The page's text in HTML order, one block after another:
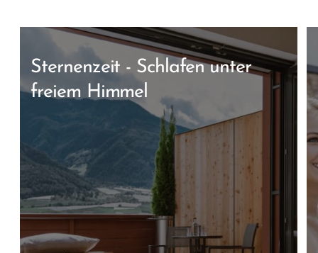
Sternenzeit - Schlafen unter
freiem Himmel